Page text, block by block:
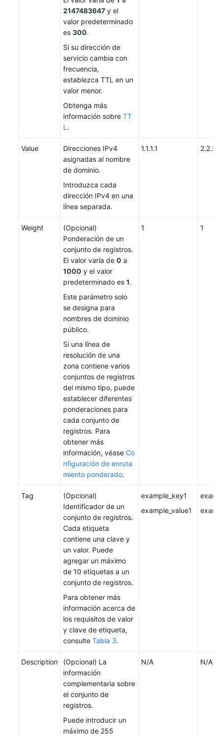
2147483647 y el
valor predeterminado
es 300.
Si su dirección de
servicio cambia con
frecuencia,
establezca TTL en un
valor menor.
Obtenga más
información sobre TT
L .
Value
Direcciones IPv4
asignadas al nombre
de dominio.
Introduzca cada
dirección IPv4 en una
línea separada.
1.1.1.1
Weight
(Opcional)
Ponderación de un
conjunto de registros.
El valor varía de 0 a
1000 y el valor
predeterminado es 1.
Este parámetro solo
se designa para
nombres de dominio
público.
Si una línea de
resolución de una
zona contiene varios
conjuntos de registros
del mismo tipo, puede
establecer diferentes
ponderaciones para
cada conjunto de
registros. Para
obtener más
información, véase Co
nfiguración de enruta
miento ponderado.
1 1
Tag
(Opcional)
Identificador de un
conjunto de registros.
Cada etiqueta
contiene una clave y
un valor. Puede
agregar un máximo
de 10 etiquetas a un
conjunto de registros.
Para obtener más
información acerca de
los requisitos de valor
y clave de etiqueta,
consulte Tabla 3.
example_key1
example_value1
Description
(Opcional) La
información
complementaria sobre
el conjunto de
registros.
Puede introducir un
máximo de 255
N/A N/A